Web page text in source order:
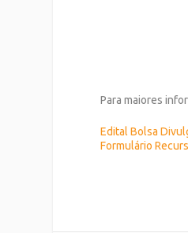
Para maiores
Edital Bolsa
Formulário